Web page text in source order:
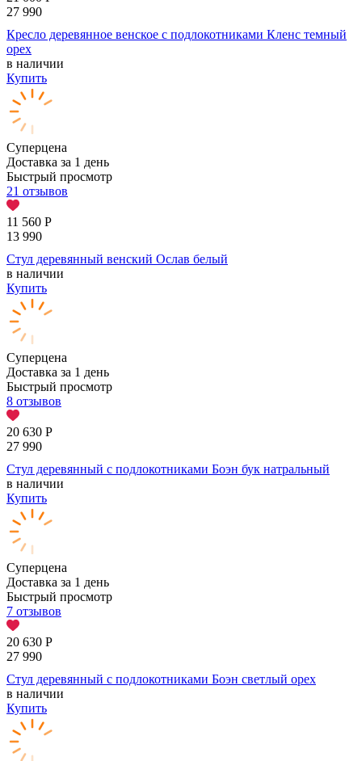
27 990
Кресло деревянное венское с подлокотниками Кленс темный
орех
в наличии
Купить
Суперцена
Доставка за 1 день
Быстрый просмотр
21 отзывов
11 560 Р
13 990
Стул деревянный венский Ослав белый
в наличии
Купить
Суперцена
Доставка за 1 день
Быстрый просмотр
8 отзывов
20 630 Р
27 990
Стул деревянный с подлокотниками Боэн бук натральный
в наличии
Купить
Суперцена
Доставка за 1 день
Быстрый просмотр
7 отзывов
20 630 Р
27 990
Стул деревянный с подлокотниками Боэн светлый орех
в наличии
Купить